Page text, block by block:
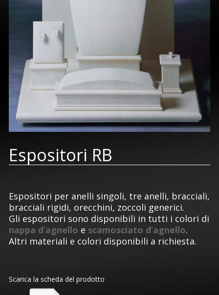
Espositori RB
Espositori per anelli singoli, tre anelli, bracciali,
bracciali rigidi, orecchini, zoccoli generici.
Gli espositori sono disponibili in tutti i colori di
nappa d’agnello e scamosciato d’agnello.
Altri materiali e colori disponibili a richiesta.
Scarica la scheda del prodotto